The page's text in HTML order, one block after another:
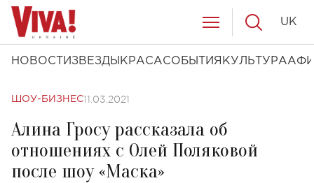
НОВОСТИ ЗВЕЗДЫ КРАСАСОБЫТИЯ КУЛЬТУРА
UK
ШОУ-БИЗНЕС11.03.2021
Алина Гросу рассказала об
отношениях с Олей Поляковой
после шоу «Маска»